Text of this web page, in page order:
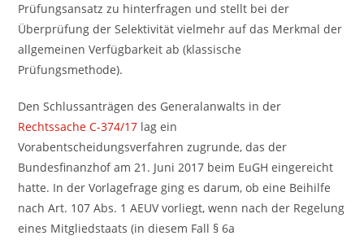
Prüfungsansatz zu hinterfragen und stellt bei der
Überprüfung der Selektivität vielmehr auf das Merkmal der
allgemeinen Verfügbarkeit ab (klassische
Prüfungsmethode).
Den Schlussanträgen des Generalanwalts in der
Rechtssache C-374/17 lag ein
Vorabentscheidungsverfahren zugrunde, das der
Bundesfinanzhof am 21. Juni 2017 beim EuGH eingereicht
hatte. In der Vorlagefrage ging es darum, ob eine Beihilfe
nach Art. 107 Abs. 1 AEUV vorliegt, wenn nach der Regelung
eines Mitgliedstaats (in diesem Fall § 6a